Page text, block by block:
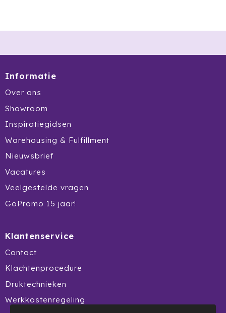
Informatie
Over ons
Showroom
Inspiratiegidsen
Warehousing & Fulfillment
Nieuwsbrief
Vacatures
Veelgestelde vragen
GoPromo 15 jaar!
Klantenservice
Contact
Klachtenprocedure
Druktechnieken
Werkkostenregeling